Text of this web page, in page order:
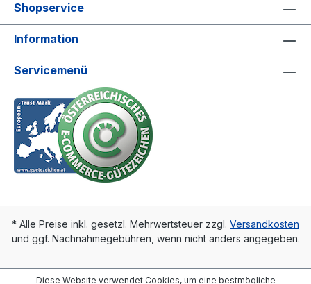
Shopservice
Information
Servicemenü
* Alle Preise inkl. gesetzl. Mehrwertsteuer zzgl. Versandkosten
und ggf. Nachnahmegebühren, wenn nicht anders angegeben.
Diese Website verwendet Cookies, um eine bestmögliche